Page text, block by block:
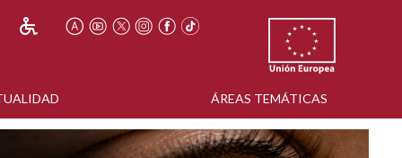
ÁREAS TEMÁTICAS